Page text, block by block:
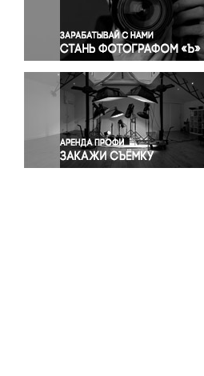
Правосудие
Происшествия и конфликты
Религия
Светская жизнь
Спорт
Экология
Экономика и бизнес